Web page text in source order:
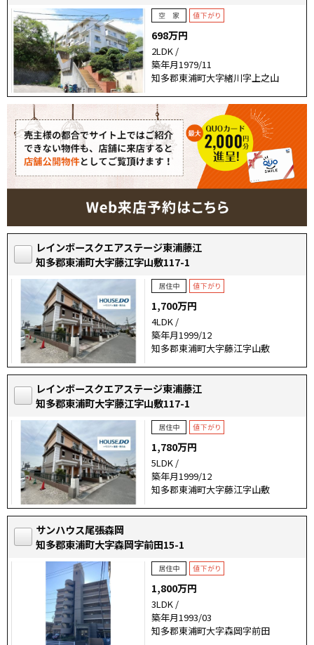
698万円
2LDK /
築年月1979/11
知多郡東浦町大字緒川字上之山
レインボースクエアステージ東浦藤江
知多郡東浦町大字藤江字山敷117-1
1,700万円
4LDK /
築年月1999/12
知多郡東浦町大字藤江字山敷
レインボースクエアステージ東浦藤江
知多郡東浦町大字藤江字山敷117-1
1,780万円
5LDK /
築年月1999/12
知多郡東浦町大字藤江字山敷
サンハウス尾張森岡
知多郡東浦町大字森岡字前田15-1
1,800万円
3LDK /
築年月1993/03
知多郡東浦町大字森岡字前田